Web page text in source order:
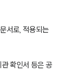
서로, 적용되는
확인서 등은 공